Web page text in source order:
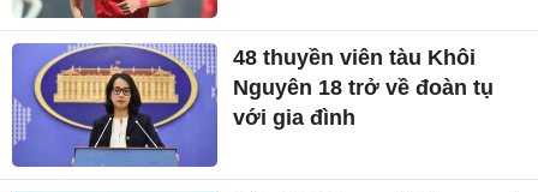
48 thuyền viên tàu Khôi
Nguyên 18 trở về đoàn tụ
với gia đình